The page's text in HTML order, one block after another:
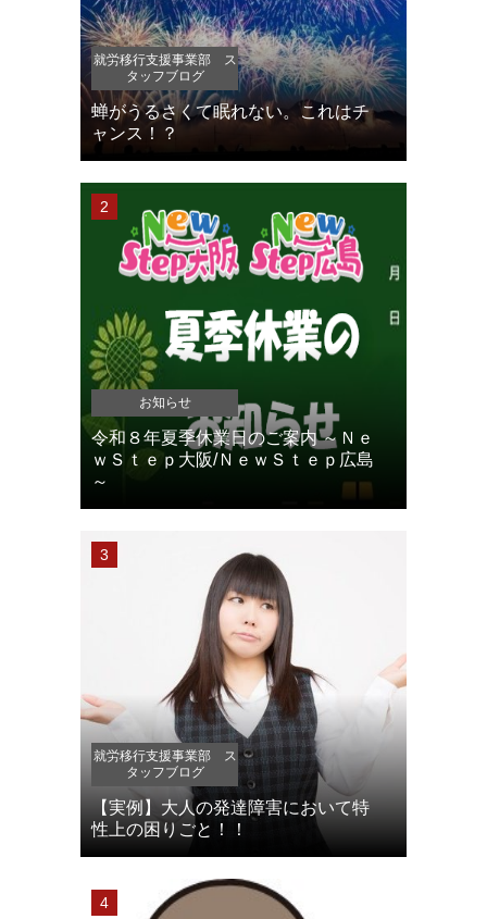
就労移行支援事業部 ス
タッフブログ
蝉がうるさくて眠れない。これはチ
ャンス！？
お知らせ
令和８年夏季休業日のご案内 ～Ｎｅ
ｗＳｔｅｐ大阪/ＮｅｗＳｔｅｐ広島
～
就労移行支援事業部 ス
タッフブログ
【実例】大人の発達障害において特
性上の困りごと！！